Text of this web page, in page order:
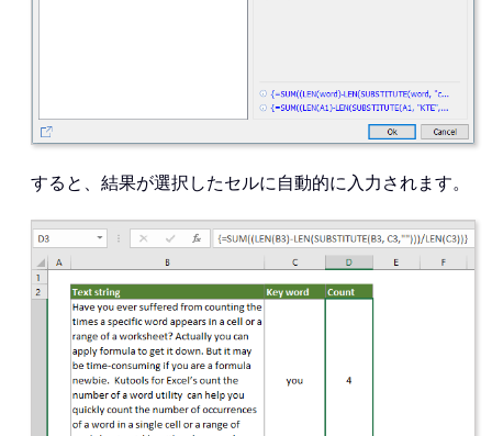
すると、結果が選択したセルに自動的に入力されます。